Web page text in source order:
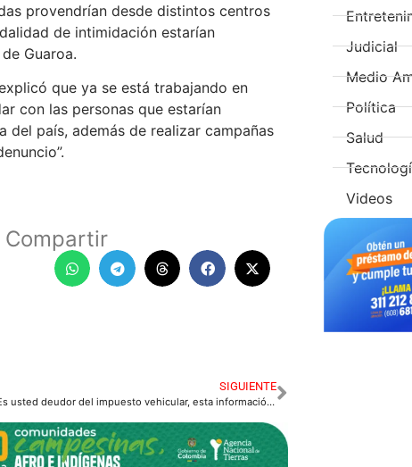
provendrían desde distintos centros
de intimidación estarían
Guaroa.
que ya se está trabajando en
con las personas que estarían
país, además de realizar campañas
Compartir
SIGUIENTE
Es usted deudor del impuesto vehicular, esta información le interesa.
Judicial
Medio
Política
Salud
Videos